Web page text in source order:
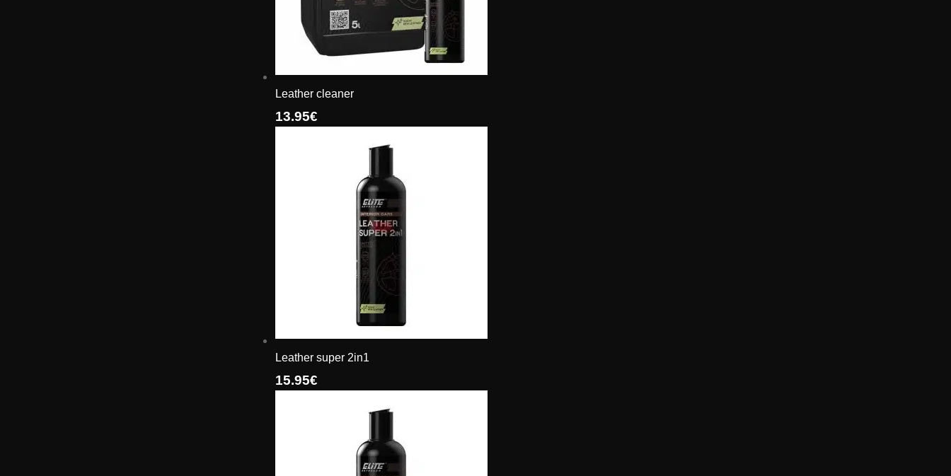
Leather cleaner
13.95€
Leather super 2in1
15.95€